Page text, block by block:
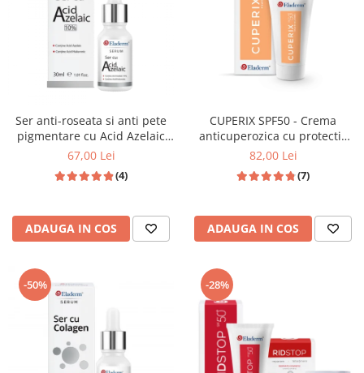
Ser anti-roseata si anti pete
pigmentare cu Acid Azelaic
10% si Acid Hialuronic 30ml
67,00 Lei
(4)
ADAUGA IN COS
CUPERIX SPF50 - Crema
anticuperozica cu protectie
solara ridicata - 50ML
82,00 Lei
(7)
ADAUGA IN COS
-50% -28%